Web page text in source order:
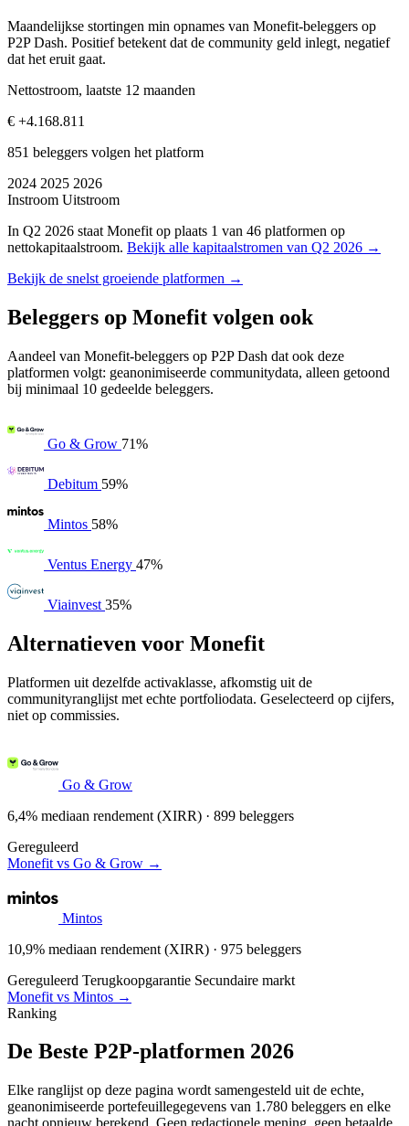
Maandelijkse stortingen min opnames van Monefit-beleggers op
P2P Dash. Positief betekent dat de community geld inlegt, negatief
dat het eruit gaat.
Nettostroom, laatste 12 maanden
€ +4.168.811
851 beleggers volgen het platform
2024 2025 2026
Instroom Uitstroom
In Q2 2026 staat Monefit op plaats 1 van 46 platformen op
nettokapitaalstroom. Bekijk alle kapitaalstromen van Q2 2026 →
Bekijk de snelst groeiende platformen →
Beleggers op Monefit volgen ook
Aandeel van Monefit-beleggers op P2P Dash dat ook deze
platformen volgt: geanonimiseerde communitydata, alleen getoond
bij minimaal 10 gedeelde beleggers.
Go & Grow 71%
Debitum 59%
Mintos 58%
Ventus Energy 47%
Viainvest 35%
Alternatieven voor Monefit
Platformen uit dezelfde activaklasse, afkomstig uit de
communityranglijst met echte portfoliodata. Geselecteerd op cijfers,
niet op commissies.
Go & Grow
6,4% mediaan rendement (XIRR) · 899 beleggers
Gereguleerd
Monefit vs Go & Grow →
Mintos
10,9% mediaan rendement (XIRR) · 975 beleggers
Gereguleerd Terugkoopgarantie Secundaire markt
Monefit vs Mintos →
Ranking
De Beste P2P-platformen 2026
Elke ranglijst op deze pagina wordt samengesteld uit de echte,
geanonimiseerde portefeuillegegevens van 1.780 beleggers en elke